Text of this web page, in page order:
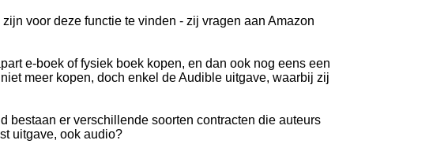
voor deze functie te vinden - zij vragen aan Amazon
e-boek of fysiek boek kopen, en dan ook nog eens een
meer kopen, doch enkel de Audible uitgave, waarbij zij
bestaan er verschillende soorten contracten die auteurs
uitgave, ook audio?